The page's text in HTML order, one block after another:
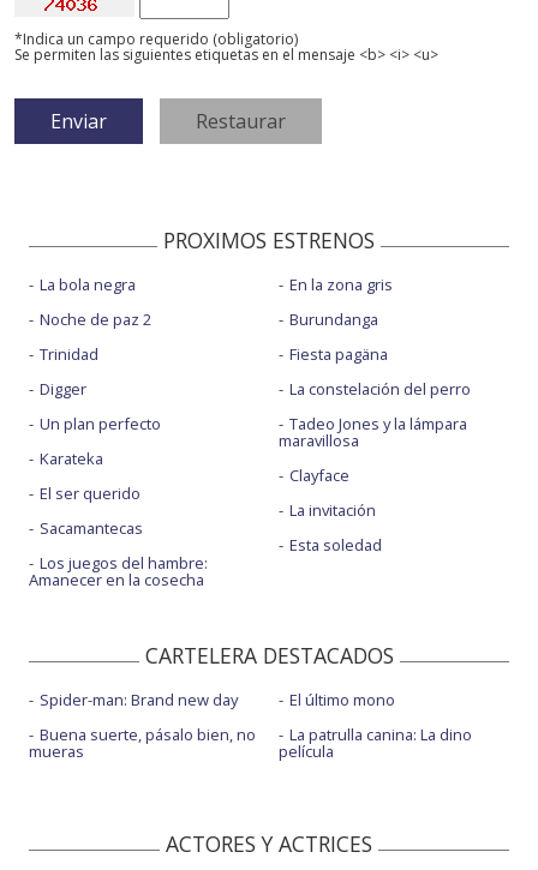
*Indica un campo requerido (obligatorio)
Se permiten las siguientes etiquetas en el mensaje <b> <i> <u>
PROXIMOS ESTRENOS
La bola negra
Noche de paz 2
Trinidad
Digger
Un plan perfecto
Karateka
El ser querido
Sacamantecas
Los juegos del hambre:
Amanecer en la cosecha
En la zona gris
Burundanga
Fiesta pagäna
La constelación del perro
Tadeo Jones y la lámpara
maravillosa
Clayface
La invitación
Esta soledad
CARTELERA DESTACADOS
Spider-man: Brand new day
Buena suerte, pásalo bien, no
mueras
El último mono
La patrulla canina: La dino
película
ACTORES Y ACTRICES